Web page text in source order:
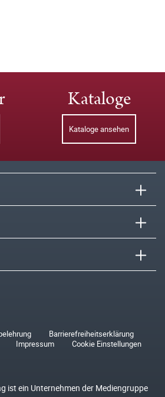
Kataloge
Kataloge ansehen
Barrierefreiheitserklärung
Impressum Cookie Einstellungen
ist ein Unternehmen der Mediengruppe